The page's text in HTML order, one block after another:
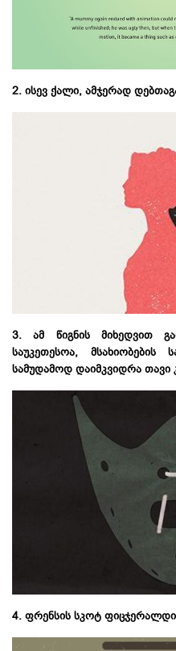
2. ისევ ქალი, ამჯერად
3. ამ წიგნის მიხედვით
საუკეთესოა,
სამუდამოდ დაიმკვიდრა თავი
4. ფრენსის სკოტ